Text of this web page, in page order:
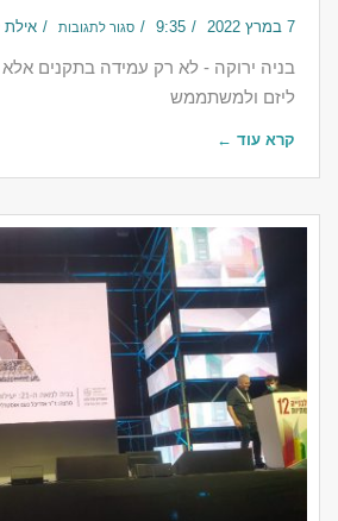
7 במרץ 2022 9:35 סגור לתגובות אילת
בניה ירוקה - לא רק עמידה בתקנים אלא
ליזם ולמשתממש
קרא עוד ←